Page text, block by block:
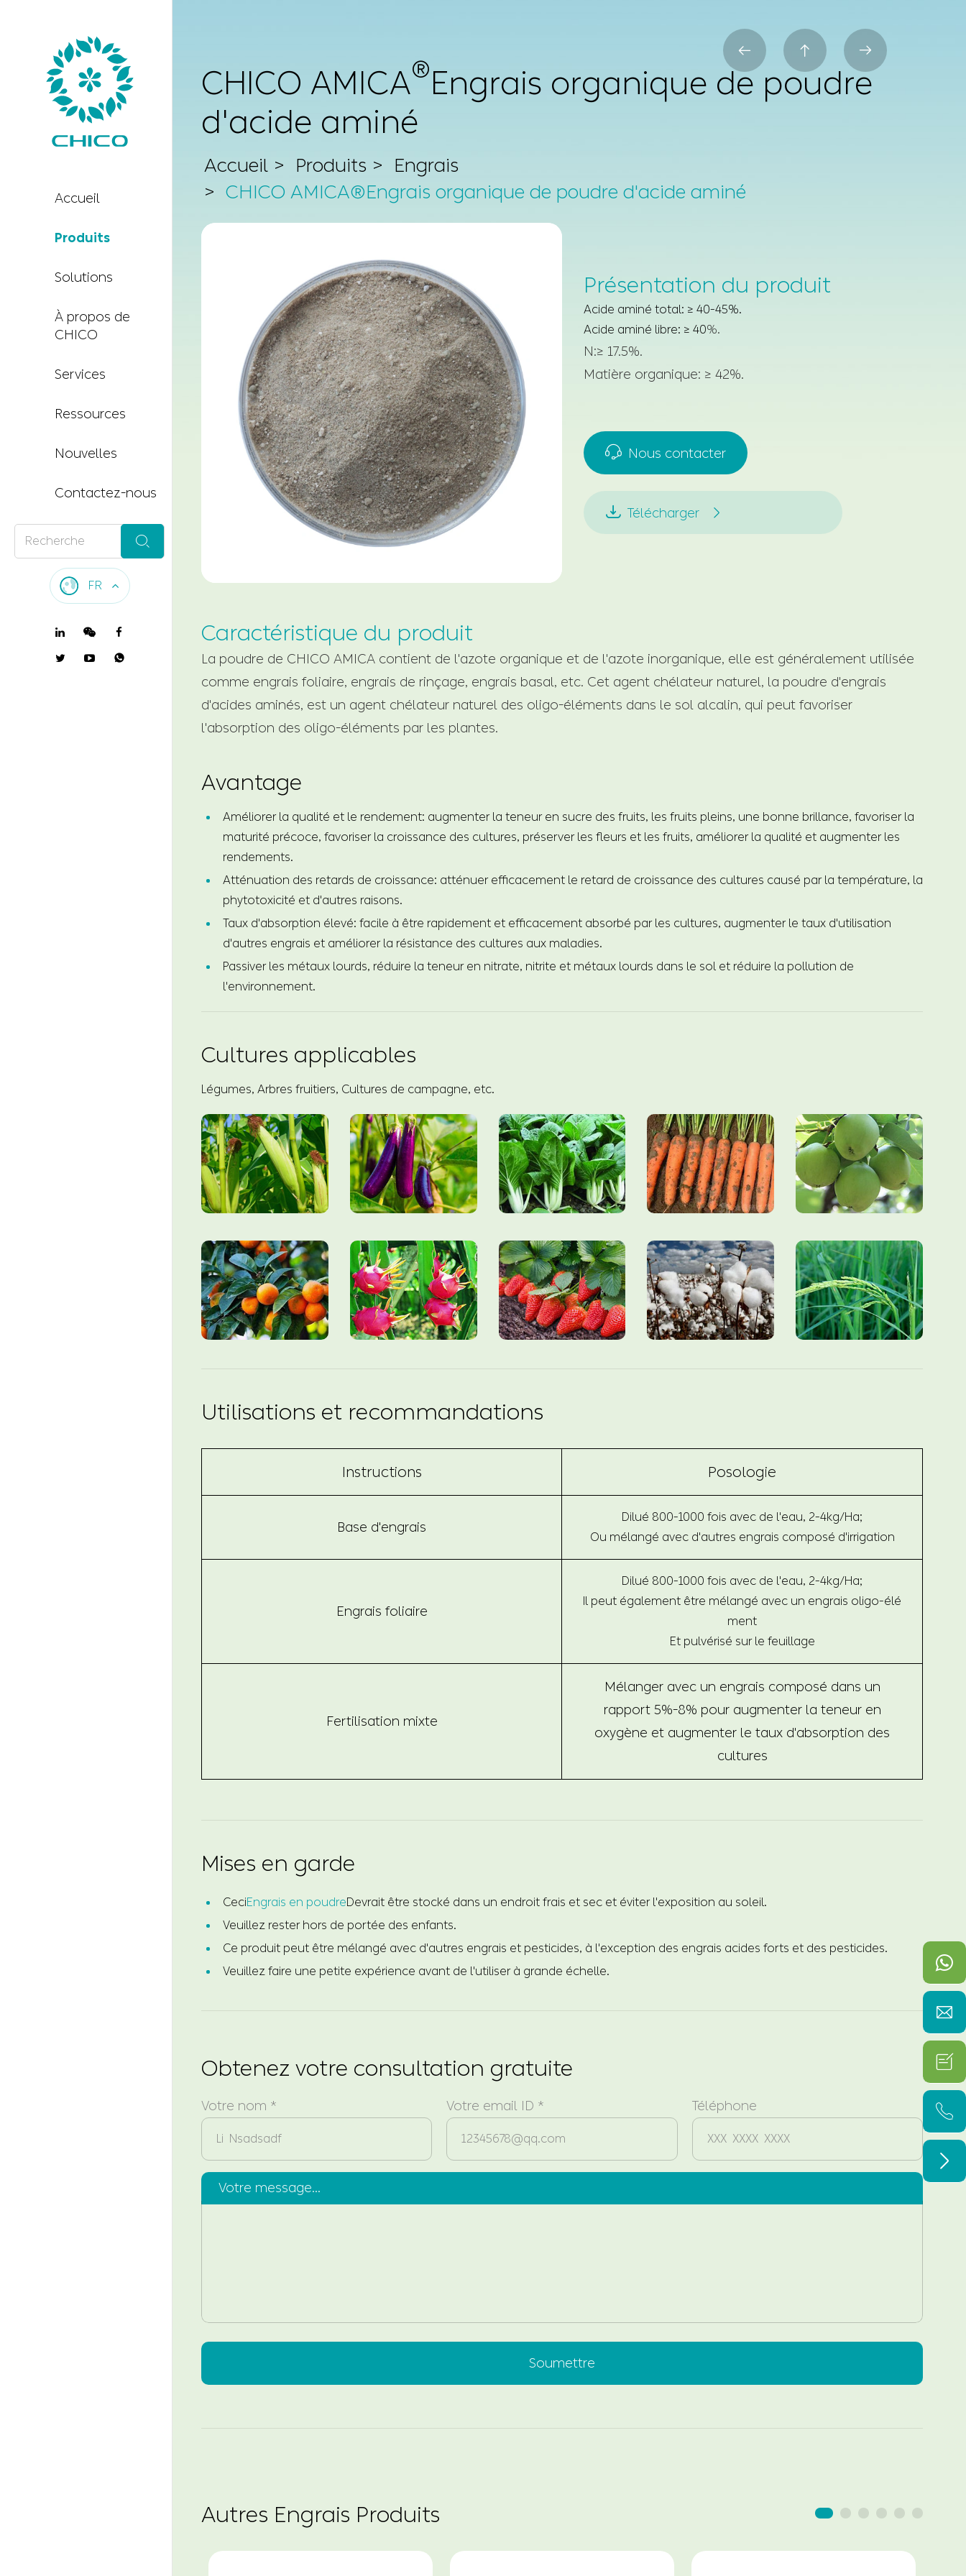
Accueil
Produits
Solutions
À propos de
CHICO
Services
Ressources
Nouvelles
Contactez-nous

FR

CHICO AMICA®Engrais organique de poudre
d'acide aminé
Accueil Produits
Engrais
CHICO AMICA®Engrais organique de poudre d'acide aminé
  
Présentation du produit
Acide aminé total: ≥ 40-45%.
Acide aminé libre: ≥ 40%.
N:≥ 17.5%.
Matière organique: ≥ 42%.
 Nous contacter
 Télécharger 
Caractéristique du produit
La poudre de CHICO AMICA contient de l'azote organique et de l'azote inorganique, elle est généralement utilisée
comme engrais foliaire, engrais de rinçage, engrais basal, etc. Cet agent chélateur naturel, la poudre d'engrais
d'acides aminés, est un agent chélateur naturel des oligo-éléments dans le sol alcalin, qui peut favoriser
l'absorption des oligo-éléments par les plantes.
Avantage
Améliorer la qualité et le rendement: augmenter la teneur en sucre des fruits, les fruits pleins, une bonne brillance, favoriser la
maturité précoce, favoriser la croissance des cultures, préserver les fleurs et les fruits, améliorer la qualité et augmenter les
rendements.
Atténuation des retards de croissance: atténuer efficacement le retard de croissance des cultures causé par la température, la
phytotoxicité et d'autres raisons.
Taux d'absorption élevé: facile à être rapidement et efficacement absorbé par les cultures, augmenter le taux d'utilisation
d'autres engrais et améliorer la résistance des cultures aux maladies.
Passiver les métaux lourds, réduire la teneur en nitrate, nitrite et métaux lourds dans le sol et réduire la pollution de
l'environnement.
Cultures applicables
Légumes, Arbres fruitiers, Cultures de campagne, etc.
Utilisations et recommandations
Instructions Posologie
Base d'engrais
Dilué 800-1000 fois avec de l'eau, 2-4kg/Ha;
Ou mélangé avec d'autres engrais composé d'irrigation
Engrais foliaire
Dilué 800-1000 fois avec de l'eau, 2-4kg/Ha;
Il peut également être mélangé avec un engrais oligo-élé
ment
Et pulvérisé sur le feuillage
Fertilisation mixte
Mélanger avec un engrais composé dans un
rapport 5%-8% pour augmenter la teneur en
oxygène et augmenter le taux d'absorption des
cultures
Mises en garde
CeciEngrais en poudreDevrait être stocké dans un endroit frais et sec et éviter l'exposition au soleil.
Veuillez rester hors de portée des enfants.
Ce produit peut être mélangé avec d'autres engrais et pesticides, à l'exception des engrais acides forts et des pesticides.
Veuillez faire une petite expérience avant de l'utiliser à grande échelle.
Obtenez votre consultation gratuite
Votre nom * Votre email ID * Téléphone
Votre message...
Soumettre
Autres Engrais Produits



